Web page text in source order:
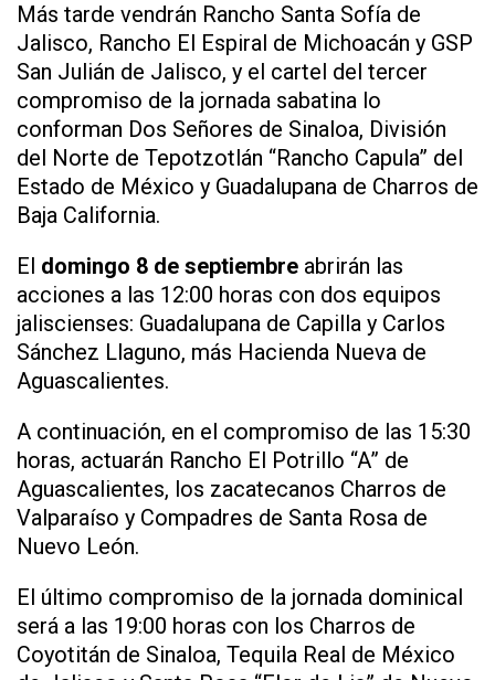
Más tarde vendrán Rancho Santa Sofía de
Jalisco, Rancho El Espiral de Michoacán y GSP
San Julián de Jalisco, y el cartel del tercer
compromiso de la jornada sabatina lo
conforman Dos Señores de Sinaloa, División
del Norte de Tepotzotlán “Rancho Capula” del
Estado de México y Guadalupana de Charros de
Baja California.
El domingo 8 de septiembre abrirán las
acciones a las 12:00 horas con dos equipos
jaliscienses: Guadalupana de Capilla y Carlos
Sánchez Llaguno, más Hacienda Nueva de
Aguascalientes.
A continuación, en el compromiso de las 15:30
horas, actuarán Rancho El Potrillo “A” de
Aguascalientes, los zacatecanos Charros de
Valparaíso y Compadres de Santa Rosa de
Nuevo León.
El último compromiso de la jornada dominical
será a las 19:00 horas con los Charros de
Coyotitán de Sinaloa, Tequila Real de México